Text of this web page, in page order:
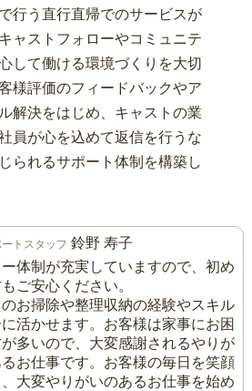
行う直行直帰でのサービスが
ャストフォローやコミュニテ
して働ける環境づくりを大切
様評価のフィードバックやア
解決をはじめ、キャストの業
員が心を込めて返信を行うな
られるサポート体制を構築し
トスタッフ 鈴野 寿子
体制が充実していますので、初め
ご安心ください。
お掃除や整理収納の経験やスキル
活かせます。お客様は家事にお困
が多いので、大変感謝されるやりが
お仕事です。お客様の毎日を笑顔
大変やりがいのあるお仕事を始め